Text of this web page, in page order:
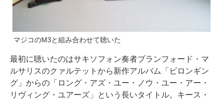
マジコのM3と組み合わせて聴いた
最初に聴いたのはサキソフォン奏者ブランフォード・マ
ルサリスのクァルテットから新作アルバム「ビロンギン
グ」からの「ロング・アズ・ユー・ノウ・ユー・アー・
リヴィング・ユアーズ」という長いタイトル。キース・